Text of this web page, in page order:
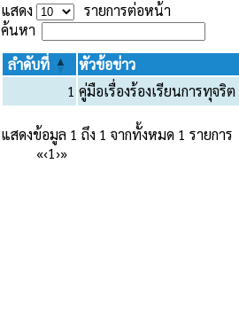
แสดง
รายการต่อหน้า
ค้นหา
ลำดับที่
หัวข้อข่าว
1 คู่มือเรื่องร้องเรียนการทุจริ
แสดงข้อมูล 1 ถึง 1 จากทั้งหมด 1 รายการ
«‹1›»